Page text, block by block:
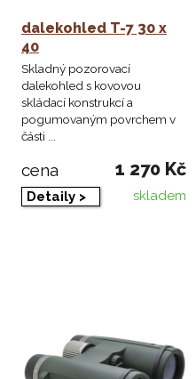
dalekohled T-7 30 x
40
Skladný pozorovací
dalekohled s kovovou
skládací konstrukcí a
pogumovaným povrchem v
části ...
cena 1 270 Kč
Detaily > skladem